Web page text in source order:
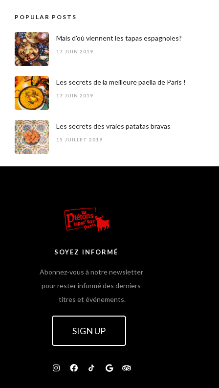
POPULAR POSTS
Mais d'où viennent les tapas espagnoles?
17 JUIN 2019
Les secrets de la meilleure paella de Paris !
17 JUIN 2019
Les secrets des vraies patatas bravas
15 JUILLET 2019
SOYEZ INFORMÉ
Abonnez-vous à notre newsletter
pour rester informé des derniers
titres et événements.
SIGN UP